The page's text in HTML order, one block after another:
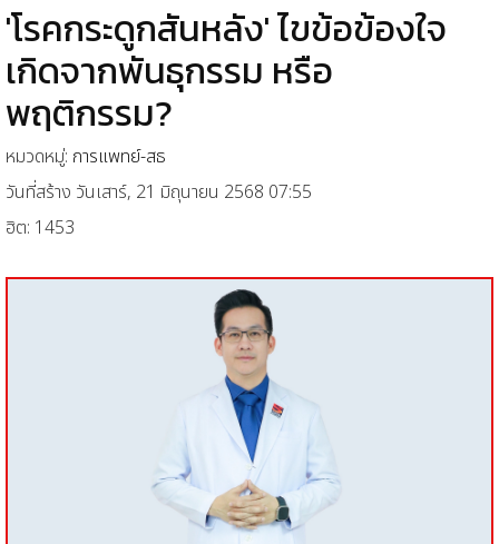
'โรคกระดูกสันหลัง' ไขข้อข้องใจ
เกิดจากพันธุกรรม หรือ
พฤติกรรม?
หมวดหมู่: การแพทย์-สธ
วันที่สร้าง วันเสาร์, 21 มิถุนายน 2568 07:55
ฮิต: 1453